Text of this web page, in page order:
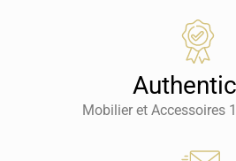
Mobilier et Accessoires